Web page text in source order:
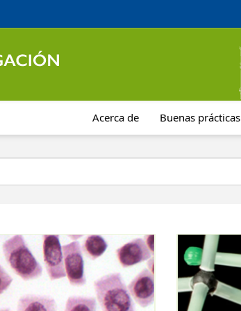
Acerca de Buenas prácticas